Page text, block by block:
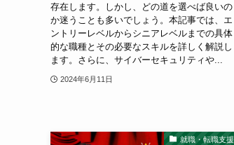
存在します。しかし、どの道を選べば良いの
か迷うことも多いでしょう。本記事では、エ
ントリーレベルからシニアレベルまでの具体
的な職種とその必要なスキルを詳しく解説し
ます。さらに、サイバーセキュリティや...
2024年6月11日
就職・転職支援